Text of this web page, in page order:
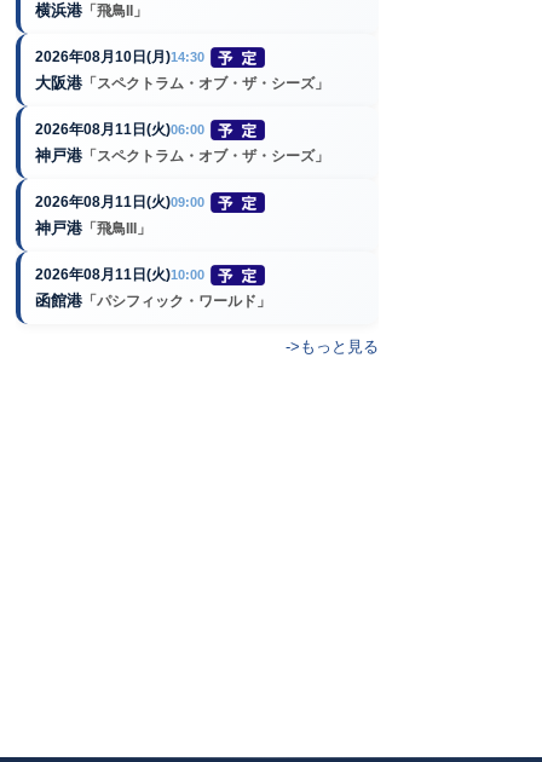
横浜港 「飛鳥II」
2026年08月10日(月)14:30
大阪港 「スペクトラム・オブ・ザ・シーズ」
2026年08月11日(火)06:00
神戸港 「スペクトラム・オブ・ザ・シーズ」
2026年08月11日(火)09:00
神戸港 「飛鳥III」
2026年08月11日(火)10:00
函館港 「パシフィック・ワールド」
->もっと見る